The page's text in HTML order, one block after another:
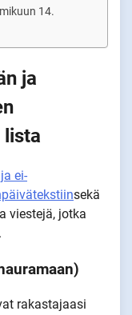
14.
ja
lista
ei-
sekä
viestejä, jotka
rakastajaasi